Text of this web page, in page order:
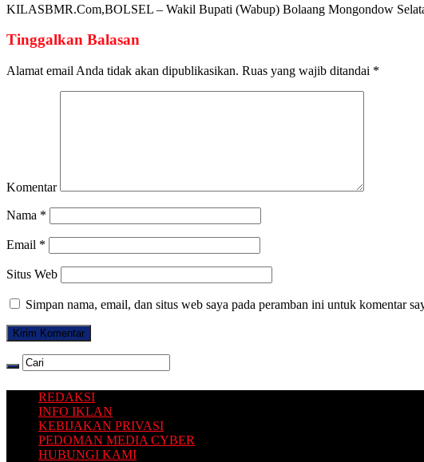
KILASBMR.Com,BOLSEL – Wakil Bupati (Wabup) Bolaang Mongondow
Tinggalkan Balasan
Alamat email Anda tidak akan dipublikasikan. Ruas yang wajib ditandai *
Komentar
Nama *
Email *
Situs Web
Simpan nama, email, dan situs web saya pada peramban ini untuk komentar
REDAKSI
INFO IKLAN
KEBIJAKAN PRIVASI
PEDOMAN MEDIA CYBER
HUBUNGI KAMI